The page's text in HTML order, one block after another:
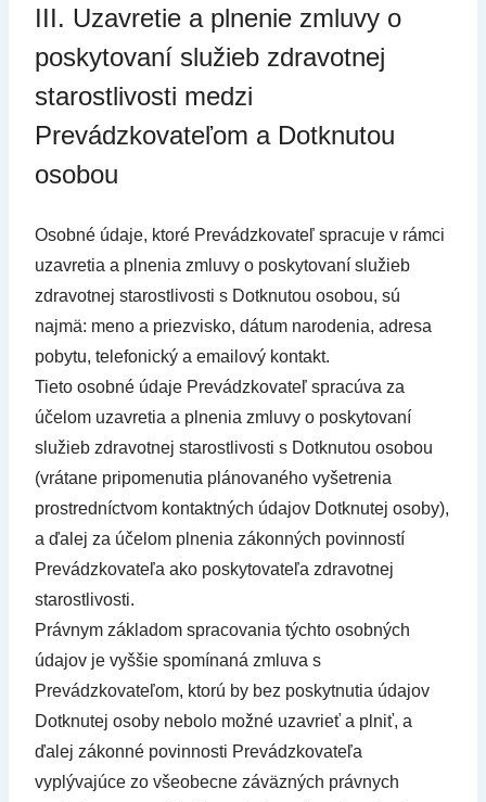
III. Uzavretie a plnenie zmluvy o
poskytovaní služieb zdravotnej
starostlivosti medzi
Prevádzkovateľom a Dotknutou
osobou
Osobné údaje, ktoré Prevádzkovateľ spracuje v rámci
uzavretia a plnenia zmluvy o poskytovaní služieb
zdravotnej starostlivosti s Dotknutou osobou, sú
najmä: meno a priezvisko, dátum narodenia, adresa
pobytu, telefonický a emailový kontakt.
Tieto osobné údaje Prevádzkovateľ spracúva za
účelom uzavretia a plnenia zmluvy o poskytovaní
služieb zdravotnej starostlivosti s Dotknutou osobou
(vrátane pripomenutia plánovaného vyšetrenia
prostredníctvom kontaktných údajov Dotknutej osoby),
a ďalej za účelom plnenia zákonných povinností
Prevádzkovateľa ako poskytovateľa zdravotnej
starostlivosti.
Právnym základom spracovania týchto osobných
údajov je vyššie spomínaná zmluva s
Prevádzkovateľom, ktorú by bez poskytnutia údajov
Dotknutej osoby nebolo možné uzavrieť a plniť, a
ďalej zákonné povinnosti Prevádzkovateľa
vyplývajúce zo všeobecne záväzných právnych